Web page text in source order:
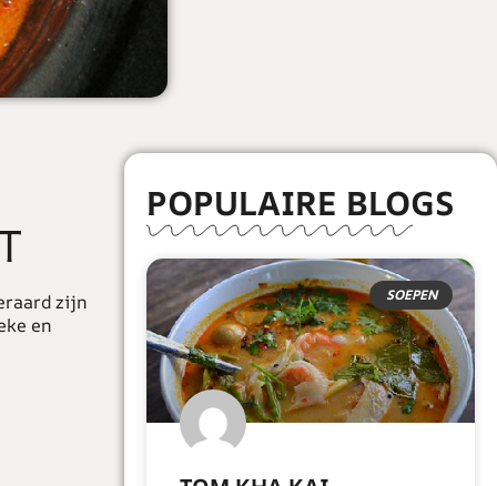
zijn
en
POPULAIRE BLOGS
SOEPEN